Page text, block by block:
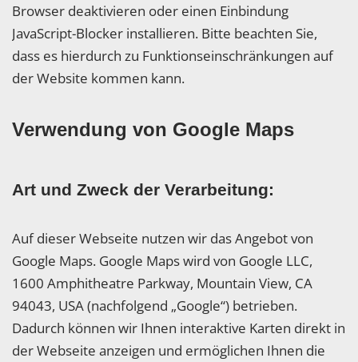
Browser deaktivieren oder einen Einbindung
JavaScript-Blocker installieren. Bitte beachten Sie,
dass es hierdurch zu Funktionseinschränkungen auf
der Website kommen kann.
Verwendung von Google Maps
Art und Zweck der Verarbeitung:
Auf dieser Webseite nutzen wir das Angebot von
Google Maps. Google Maps wird von Google LLC,
1600 Amphitheatre Parkway, Mountain View, CA
94043, USA (nachfolgend „Google“) betrieben.
Dadurch können wir Ihnen interaktive Karten direkt in
der Webseite anzeigen und ermöglichen Ihnen die